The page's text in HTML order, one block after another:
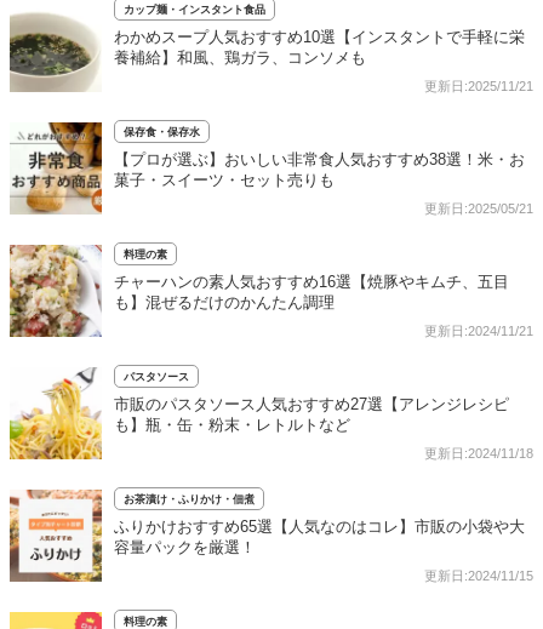
カップ麺・インスタント食品
わかめスープ人気おすすめ10選【インスタントで手軽に栄
養補給】和風、鶏ガラ、コンソメも
更新日:2025/11/21
保存食・保存水
【プロが選ぶ】おいしい非常食人気おすすめ38選！米・お
菓子・スイーツ・セット売りも
更新日:2025/05/21
料理の素
チャーハンの素人気おすすめ16選【焼豚やキムチ、五目
も】混ぜるだけのかんたん調理
更新日:2024/11/21
パスタソース
市販のパスタソース人気おすすめ27選【アレンジレシピ
も】瓶・缶・粉末・レトルトなど
更新日:2024/11/18
お茶漬け・ふりかけ・佃煮
ふりかけおすすめ65選【人気なのはコレ】市販の小袋や大
容量パックを厳選！
更新日:2024/11/15
料理の素